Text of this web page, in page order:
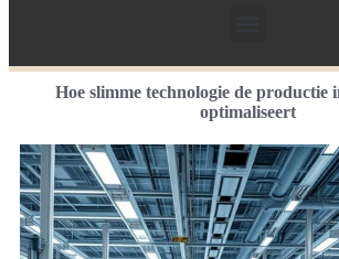
Hoe slimme technologie de productie
optimaliseert